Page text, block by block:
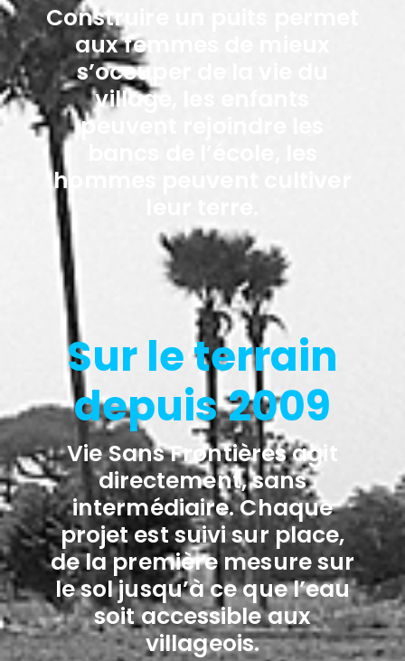
Construire un puits permet
aux femmes de mieux
s’occuper de la vie du
village, les enfants
peuvent rejoindre les
hommes peuvent cultiver
Sur le terrain
depuis 2009
Vie Sans Frontières agit
directement, sans
intermédiaire. Chaque
projet est suivi sur place,
de la première mesure sur
le sol jusqu’à ce que l’eau
soit accessible aux
villageois.